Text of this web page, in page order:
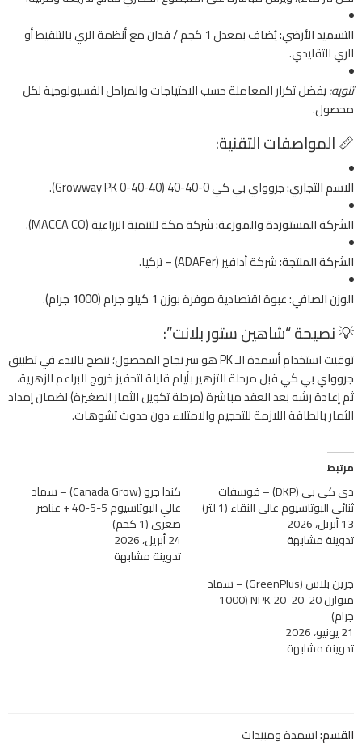
التسميد الأرضي:يُضاف بمعدل1 كجم / فدان
مع أنظمة الري بالتنقيط أو
الري التقليدي.
تنويه:يفضل تكرار المعاملة حسب الاحتياجات والمراحل الفسيولوجية لكل
محصول.
📏 المواصفات التقنية:
الاسم التجاري:جروواي بي كي 0-40-40 (Growway PK 0-40-40).
الشركة المستوردة والموزعة:شركة مكة للتنمية الزراعية (MACCA CO).
الشركة المنتجة:شركة أدافير (ADAFer) – تركيا.
الوزن الصافي:عبوة اقتصادية موفرة بوزن1 كيلو جرام (1000 جرام) .
💡 نصيحة “شاهين ستور بلانت”:
توقيت استخدام أسمدة الـ PK هو سر نجاح المحصول؛ ننصح بالبدء في تطبيق
جروواي بي كيقبل مرحلة التزهير بأيام قليلة لتحفيز خروج البراعم الزهرية،
ثم إعادة رشه بعد العقد مباشرة (مرحلة تكوين الثمار الصغيرة) لضمان إمداد
الثمار بالطاقة اللازمة للتحجيم والامتلاء دون حدوث تشوهات.
مرتبط
دي كي بي (DKP) – فوسفات
ثنائي البوتاسيوم عالي النقاء (1 لتر)
13 أبريل، 2026
تدوينة مشابهة
كندا جرو (Canada Grow) – سماد
عالي البوتاسيوم 5-5-40 + عناصر
صغرى (1 كجم)
24 أبريل، 2026
تدوينة مشابهة
جرين بلاس (GreenPlus) – سماد
متوازن NPK 20-20-20 (1000
جرام)
21 يونيو، 2026
تدوينة مشابهة
القسم:اسمدة ومبيدات